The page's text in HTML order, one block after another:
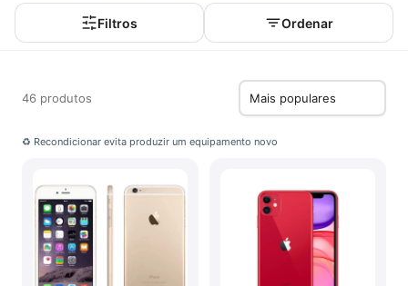
Filtros Ordenar
46 produtos
♻ Recondicionar evita produzir um equipamento novo